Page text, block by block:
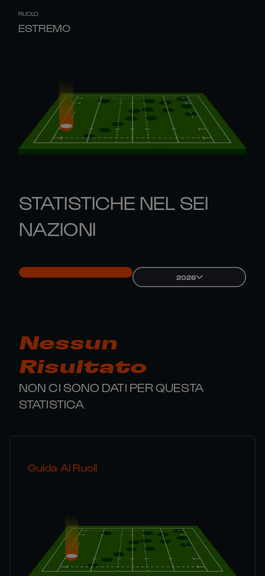
RUOLO
ESTREMO
STATISTICHE NEL SEI
NAZIONI
2026
Nessun
Risultato
NON CI SONO DATI PER QUESTA
STATISTICA
Guida Ai Ruoli